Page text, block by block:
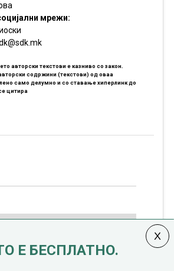
мрежи:
авторски текстови е казниво со закон.
содржини (текстови) од оваа
само делумно и со ставање хиперлинк до
цитира
Е БЕСПЛАТНО.